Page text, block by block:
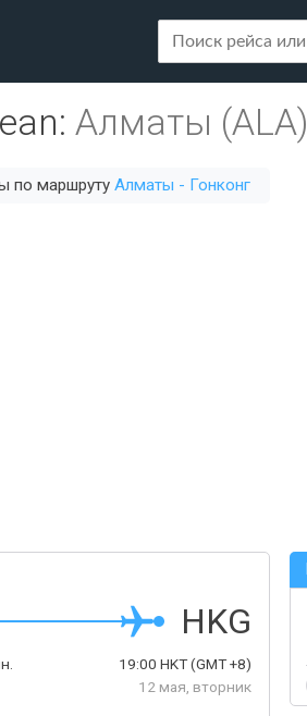
: Алматы (ALA)
по маршруту Алматы - Гонконг
HKG
19:00 HKT(GMT +8)
12 мая, вторник